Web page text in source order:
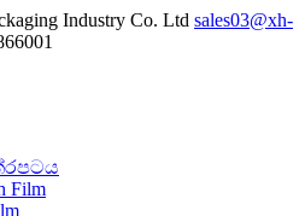
Industry Co. Ltd sales03@xh-
Film